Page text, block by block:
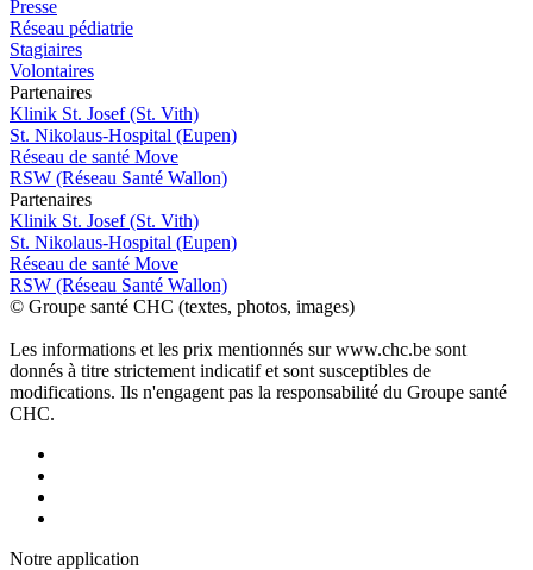
Presse
Réseau pédiatrie
Stagiaires
Volontaires
Partenaires
Klinik St. Josef (St. Vith)
St. Nikolaus-Hospital (Eupen)
Réseau de santé Move
RSW (Réseau Santé Wallon)
Partenaires
Klinik St. Josef (St. Vith)
St. Nikolaus-Hospital (Eupen)
Réseau de santé Move
RSW (Réseau Santé Wallon)
© Groupe santé CHC (textes, photos, images)
Les informations et les prix mentionnés sur www.chc.be sont
donnés à titre strictement indicatif et sont susceptibles de
modifications. Ils n'engagent pas la responsabilité du Groupe santé
CHC.
Notre application